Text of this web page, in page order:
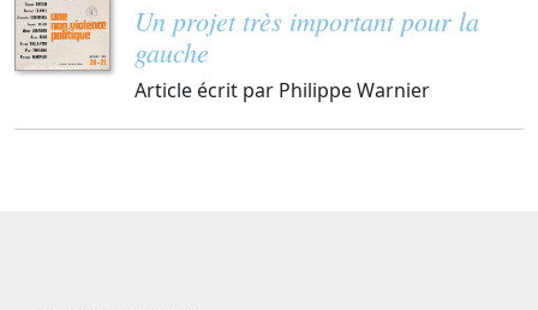
Un projet très important pour la
gauche
Article écrit par Philippe Warnier